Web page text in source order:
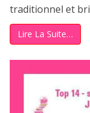
traditionnel et
Lire La Suite…